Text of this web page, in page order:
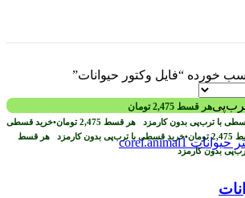
خورده “فایل وکتور حیوانات”
هر قسط 2,475 تومان
با ترب‌پی بدون کارمزد هر قسط 2,475 تومان•خرید قسطی
2,475 تومان•خرید قسطی با ترب‌پی بدون کارمزد هر قسط
بدون کارمزد